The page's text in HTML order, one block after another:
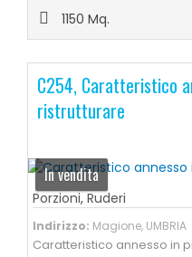
1150 Mq.
C254, Caratteristico
ristrutturare
In vendita
Porzioni,Ruderi
Indirizzo: Magione, UMBRIA
Caratteristico annesso in